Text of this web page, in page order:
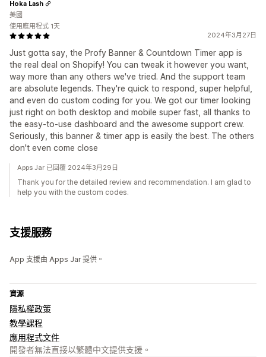
2024年3月27日
Just gotta say, the Profy Banner & Countdown Timer app is
the real deal on Shopify! You can tweak it however you want,
way more than any others we've tried. And the support team
are absolute legends. They're quick to respond, super helpful,
and even do custom coding for you. We got our timer looking
just right on both desktop and mobile super fast, all thanks to
the easy-to-use dashboard and the awesome support crew.
Seriously, this banner & timer app is easily the best. The others
don't even come close
Hoka Lash
美國
使用應用程式 1天
Apps Jar 已回覆 2024年3月29日
Thank you for the detailed review and recommendation. I am glad to
help you with the custom codes.
支援服務
App 支援由 Apps Jar 提供。
資源
隱私權政策
教學課程
應用程式文件
開發者無法直接以繁體中文提供支援。